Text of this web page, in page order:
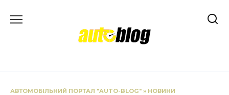
до
АВТОМОБІЛЬНИЙ ПОРТАЛ "AUTO-BLOG" » НОВИНИ